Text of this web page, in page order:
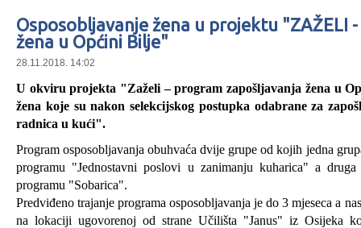
Osposobljavanje žena u projektu "ZAŽELI
žena u Općini Bilje"
28.11.2018. 14:02
U okviru projekta "Zaželi – program zapošljavanja žena u
žena koje su nakon selekcijskog postupka odabrane za
radnica u kući".
Program osposobljavanja obuhvaća dvije grupe od kojih jedna
programu "Jednostavni poslovi u zanimanju kuharica" a
programu "Sobarica".
Predviđeno trajanje programa osposobljavanja je do 3 mjeseca a
na lokaciji ugovorenoj od strane Učilišta "Janus" iz Osijeka